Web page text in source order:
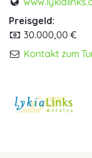
Preisgeld:
30.000,00 €
Kontakt zum